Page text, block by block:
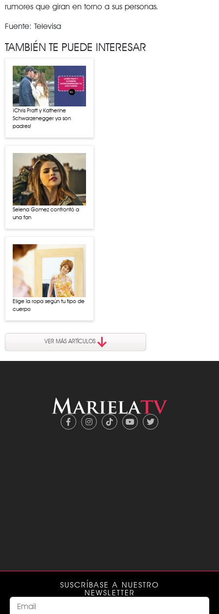
rumores que giran en torno a sus personas.
Fuente: Televisa
TAMBIÉN TE PUEDE INTERESAR
¡Chris Pratt y Katherine
Schwarzenegger ya son
padres!
Selena Gomez confrontó a
una fan
Elige la ropa según tu tipo de
cuerpo
VER MÁS ARTÍCULOS
SUSCRÍBASE A NUESTRO
NEWSLETTER